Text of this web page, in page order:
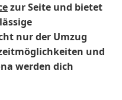
zur Seite und bietet
nur der Umzug
und
werden dich